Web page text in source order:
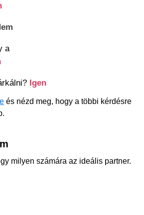
a
Igen
és nézd meg, hogy a többi kérdésre
milyen számára az ideális partner.